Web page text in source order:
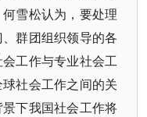
雪松认为，要处理
群团组织领导的各
工作与专业社会工
社会工作之间的关
下我国社会工作将